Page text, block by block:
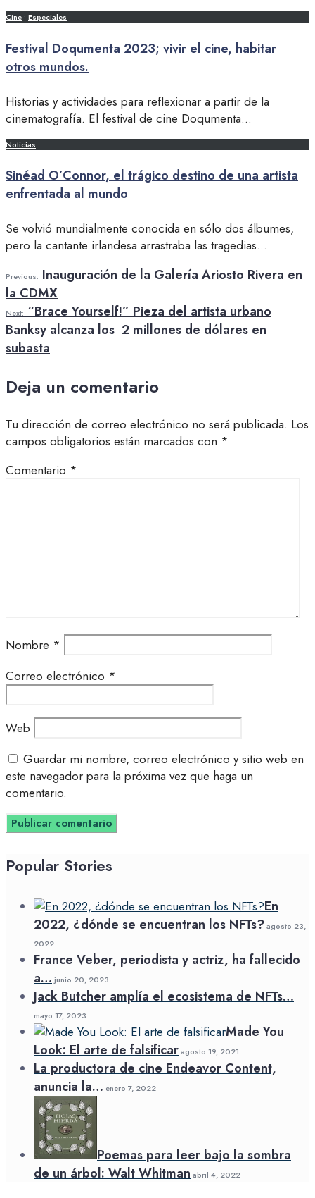
Cine • Especiales
Festival Doqumenta 2023; vivir el cine, habitar
otros mundos.
Historias y actividades para reflexionar a partir de la
cinematografía. El festival de cine Doqumenta...
Noticias
Sinéad O’Connor, el trágico destino de una artista
enfrentada al mundo
Se volvió mundialmente conocida en sólo dos álbumes,
pero la cantante irlandesa arrastraba las tragedias...
Previous:Inauguración de la Galería Ariosto Rivera en
la CDMX
Next:“Brace Yourself!” Pieza del artista urbano
Banksy alcanza los 2 millones de dólares en
subasta
Deja un comentario
Tu dirección de correo electrónico no será publicada. Los
campos obligatorios están marcados con *
Comentario *
Nombre *
Correo electrónico *
Web
Guardar mi nombre, correo electrónico y sitio web en
este navegador para la próxima vez que haga un
comentario.
Popular Stories
En
2022, ¿dónde se encuentran los NFTs?agosto 23,
2022
France Veber, periodista y actriz, ha fallecido
a… junio 20, 2023
Jack Butcher amplía el ecosistema de NFTs…
mayo 17, 2023
Made You
Look: El arte de falsificaragosto 19, 2021
La productora de cine Endeavor Content,
anuncia la… enero 7, 2022
Poemas para leer bajo la sombra
de un árbol: Walt Whitman abril 4, 2022